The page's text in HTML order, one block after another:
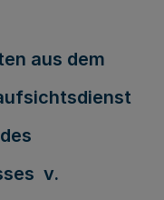
aus dem
v.